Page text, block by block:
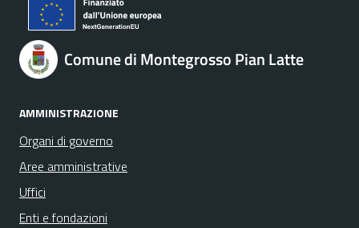
Comune di Montegrosso Pian Latte
AMMINISTRAZIONE
Organi di governo
Aree amministrative
Uffici
Enti e fondazioni